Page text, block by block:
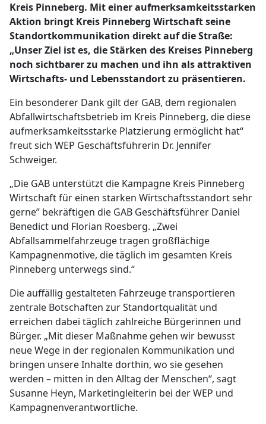
Kreis Pinneberg. Mit einer aufmerksamkeitsstarken
Aktion bringt Kreis Pinneberg Wirtschaft seine
Standortkommunikation direkt auf die Straße:
„Unser Ziel ist es, die Stärken des Kreises Pinneberg
noch sichtbarer zu machen und ihn als attraktiven
Wirtschafts- und Lebensstandort zu präsentieren.
Ein besonderer Dank gilt der GAB, dem regionalen
Abfallwirtschaftsbetrieb im Kreis Pinneberg, die diese
aufmerksamkeitsstarke Platzierung ermöglicht hat“
freut sich WEP Geschäftsführerin Dr. Jennifer
Schweiger.
„Die GAB unterstützt die Kampagne Kreis Pinneberg
Wirtschaft für einen starken Wirtschaftsstandort sehr
gerne” bekräftigen die GAB Geschäftsführer Daniel
Benedict und Florian Roesberg. „Zwei
Abfallsammelfahrzeuge tragen großflächige
Kampagnenmotive, die täglich im gesamten Kreis
Pinneberg unterwegs sind.“
Die auffällig gestalteten Fahrzeuge transportieren
zentrale Botschaften zur Standortqualität und
erreichen dabei täglich zahlreiche Bürgerinnen und
Bürger. „Mit dieser Maßnahme gehen wir bewusst
neue Wege in der regionalen Kommunikation und
bringen unsere Inhalte dorthin, wo sie gesehen
werden – mitten in den Alltag der Menschen“, sagt
Susanne Heyn, Marketingleiterin bei der WEP und
Kampagnenverantwortliche.